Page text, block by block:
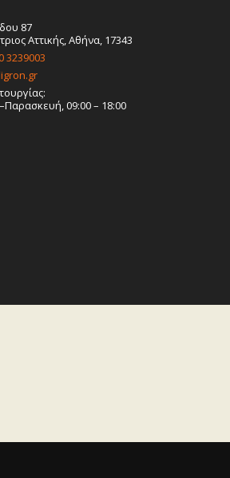
87
Αττικής, Αθήνα, 17343
3239003
09:00 – 18:00